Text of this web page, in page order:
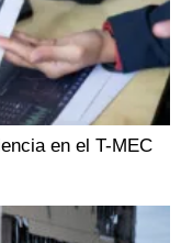
en el T-MEC